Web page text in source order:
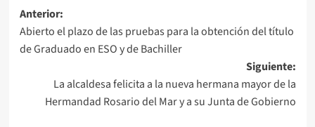
Navegación
de
entradas
Anterior:
Abierto el plazo de las pruebas para la obtención del título
de Graduado en ESO y de Bachiller
Siguiente:
La alcaldesa felicita a la nueva hermana mayor de la
Hermandad Rosario del Mar y a su Junta de Gobierno